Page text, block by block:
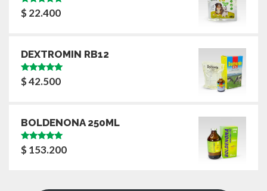
Valorado
con5.00de
$22.400
DEXTROMIN RB12
Valorado
con5.00de
$42.500
BOLDENONA 250ML
Valorado
con5.00de
$153.200